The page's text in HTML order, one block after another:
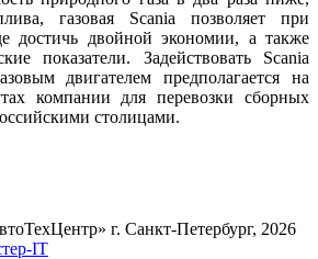
газовая Scania позволяет при
достичь двойной экономии, а также
показатели. Задействовать Scania
двигателем предполагается на
компании для перевозки сборных
столицами.
г. Санкт-Петербург, 2026
IT